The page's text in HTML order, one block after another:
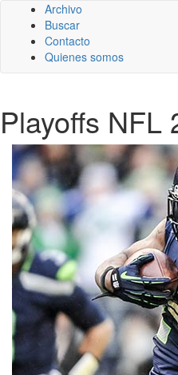
Archivo
Buscar
Contacto
Quienes somos
Playoffs NFL